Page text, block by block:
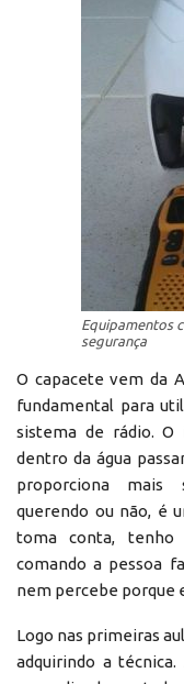
Equipamentos
segurança
O capacete vem da
fundamental para
sistema de rádio.
dentro da água
proporciona mais
querendo ou não, é
toma conta, tenho
comando a pessoa
nem percebe porque
Logo nas primeiras
adquirindo a